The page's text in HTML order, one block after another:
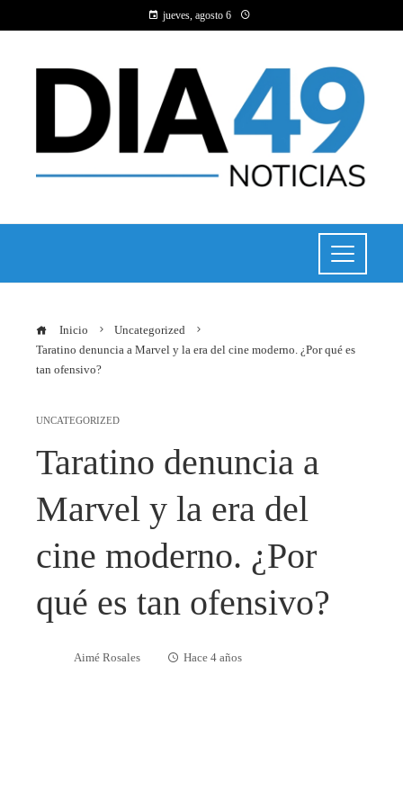
jueves, agosto 6
Inicio
Uncategorized
Taratino denuncia a Marvel y la era del cine moderno. ¿Por qué es
tan ofensivo?
UNCATEGORIZED
Taratino denuncia a
Marvel y la era del
cine moderno. ¿Por
qué es tan ofensivo?
Aimé Rosales Hace 4 años